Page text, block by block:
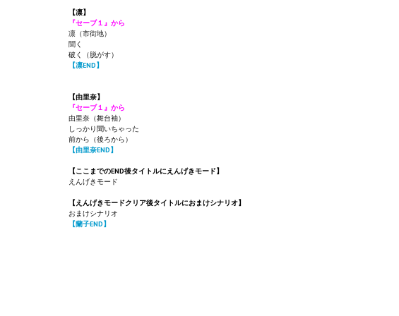
【凛】
『セーブ１』から
凛（市街地）
聞く
破く（脱がす）
【凛END】
【由里奈】
『セーブ１』から
由里奈（舞台袖）
しっかり聞いちゃった
前から（後ろから）
【由里奈END】
【ここまでのEND後タイトルにえんげきモード】
えんげきモード
【えんげきモードクリア後タイトルにおまけシナリオ】
おまけシナリオ
【蘭子END】